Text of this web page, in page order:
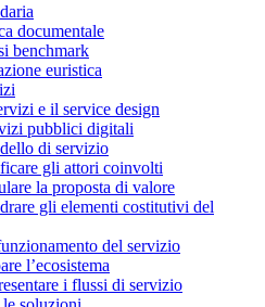
documentale
benchmark
euristica
e il service design
pubblici digitali
di servizio
gli attori coinvolti
la proposta di valore
gli elementi costitutivi del
del servizio
l’ecosistema
i flussi di servizio